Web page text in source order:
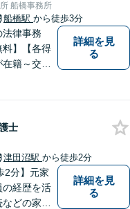
船橋事務所
船橋駅 から徒歩3分
法律事務
料】【各得
籍～交通
詳細を見
る
士
津田沼駅 から徒歩2分
2分】元家
の経歴を活
どの家事
詳細を見
る